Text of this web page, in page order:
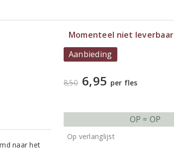
naar het
Momenteel niet leverbaar
Aanbieding
8,50 6,95 per fles
OP = OP
Op verlanglijst